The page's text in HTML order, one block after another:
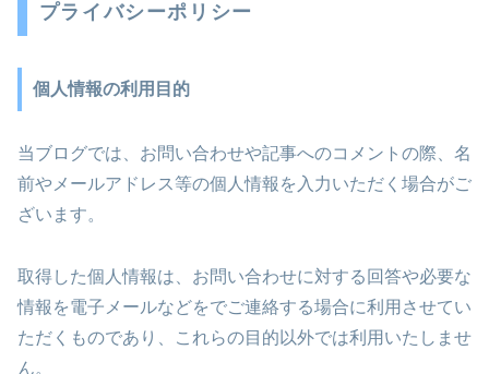
プライバシーポリシー
個人情報の利用目的
当ブログでは、お問い合わせや記事へのコメントの際、名
前やメールアドレス等の個人情報を入力いただく場合がご
ざいます。
取得した個人情報は、お問い合わせに対する回答や必要な
情報を電子メールなどをでご連絡する場合に利用させてい
ただくものであり、これらの目的以外では利用いたしませ
ん。